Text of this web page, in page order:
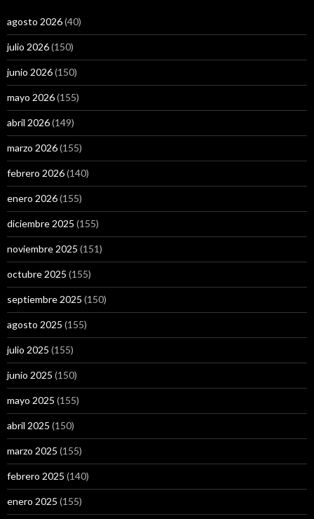
agosto 2026(40)
julio 2026(150)
junio 2026(150)
mayo 2026(155)
abril 2026(149)
marzo 2026(155)
febrero 2026(140)
enero 2026(155)
diciembre 2025 (155)
noviembre 2025 (151)
octubre 2025 (155)
septiembre 2025 (150)
agosto 2025 (155)
julio 2025 (155)
junio 2025 (150)
mayo 2025 (155)
abril 2025 (150)
marzo 2025 (155)
febrero 2025 (140)
enero 2025 (155)